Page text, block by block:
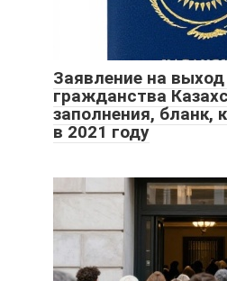
Заявление на выход
гражданства
заполнения, бланк,
в 2021 году